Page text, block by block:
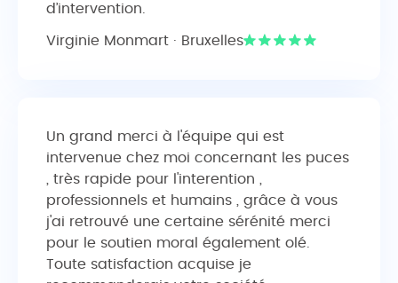
d’intervention.
Virginie Monmart · Bruxelles
Un grand merci à l'équipe qui est
intervenue chez moi concernant les puces
, très rapide pour l'interention ,
professionnels et humains , grâce à vous
j'ai retrouvé une certaine sérénité merci
pour le soutien moral également olé.
Toute satisfaction acquise je